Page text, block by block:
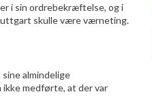
i sin ordrebekræftelse, og i
skulle være værneting.
almindelige
medførte, at der var